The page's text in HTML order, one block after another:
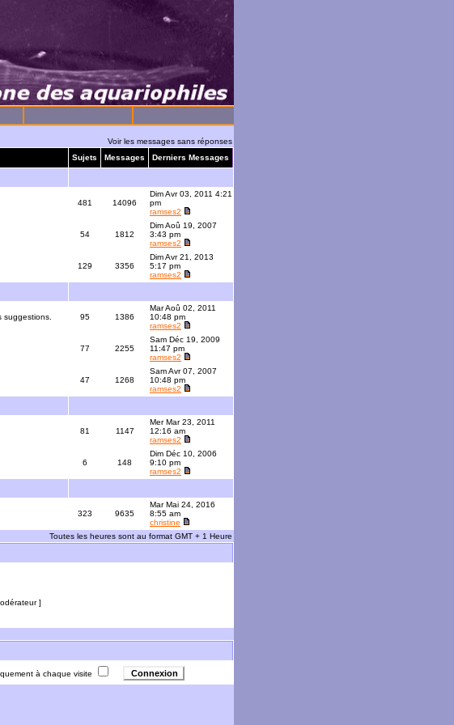
Voir les messages sans réponses
Sujets Messages Derniers Messages
481 14096
Dim Avr 03, 2011 4:21
pm
ramses2
54 1812
Dim Aoû 19, 2007
3:43 pm
ramses2
129 3356
Dim Avr 21, 2013
5:17 pm
ramses2
suggestions.
95 1386
Mar Aoû 02, 2011
10:48 pm
ramses2
77 2255
Sam Déc 19, 2009
11:47 pm
ramses2
47 1268
Sam Avr 07, 2007
10:48 pm
ramses2
81 1147
Mer Mar 23, 2011
12:16 am
ramses2
6 148
Dim Déc 10, 2006
9:10 pm
ramses2
323 9635
Mar Mai 24, 2016
8:55 am
christine
Toutes les heures sont au format GMT + 1 Heure
]
à chaque visite